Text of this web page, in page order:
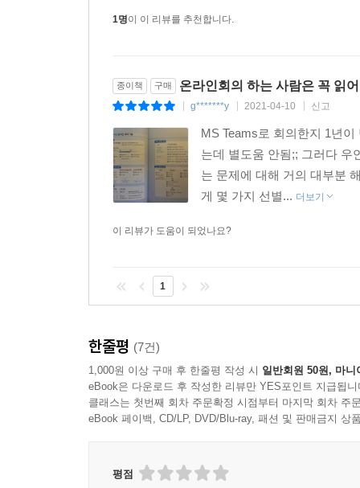
1명이 이 리뷰를 추천합니다.
종이책 구매 온라인회의 하는 사람은 꼭 읽
g*******y 2021-04-10 신고
MS Teams로 회의한지 1년
는데 별도움 안됨;; 그러다 우
는 문제에 대해 거의 대부분
게 몇 가지 선별... 더보기
이 리뷰가 도움이 되었나요?
1
한줄평 (7건)
1,000원 이상 구매 후 한줄평 작성 시 일반회원 50원, 마니
eBook은 다운로드 후 작성한 리뷰만 YES포인트 지급됩니
클래스는 첫번째 회차 주문확정 시점부터 마지막 회차 주
eBook 페이백, CD/LP, DVD/Blu-ray, 패션 및 판매금지 상
평점